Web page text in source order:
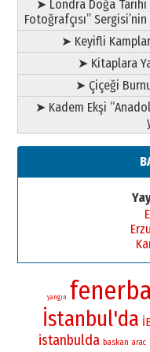
➤ Londra Doğa Tarihi
Fotoğrafçısı”
➤ Keyifli
➤ Kitaplara
➤ Çiçeği
➤ Kadem Ekşi
yangın
İstanbul'da
istanbulda baskan arac